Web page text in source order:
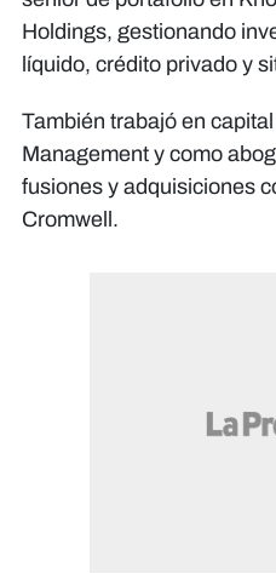
Holdings, gestionando
líquido, crédito privado y
También trabajó en
Management y como
fusiones y adquisiciones
Cromwell.